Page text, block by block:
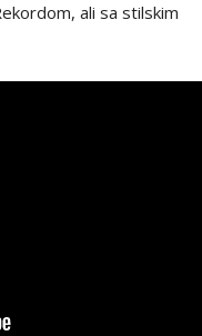
ali sa stilskim